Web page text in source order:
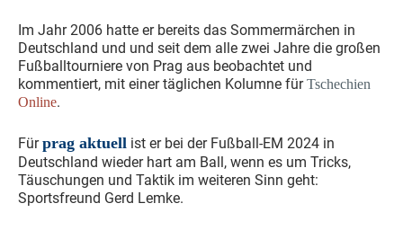
Im Jahr 2006 hatte er bereits das Sommermärchen in
Deutschland und und seit dem alle zwei Jahre die großen
Fußballtourniere von Prag aus beobachtet und
kommentiert, mit einer täglichen Kolumne fürTschechien
Online.
Fürprag aktuell ist er bei der Fußball-EM 2024 in
Deutschland wieder hart am Ball, wenn es um Tricks,
Täuschungen und Taktik im weiteren Sinn geht:
Sportsfreund Gerd Lemke.